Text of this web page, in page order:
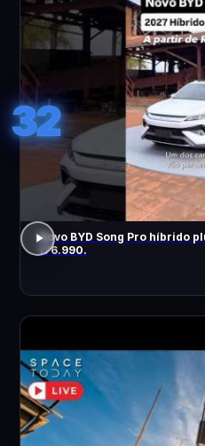
32
Novo BYD Song Pro híbrido
176.990.